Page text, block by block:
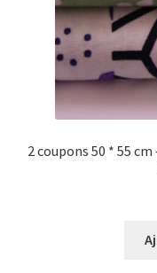
2 coupons 50 * 55